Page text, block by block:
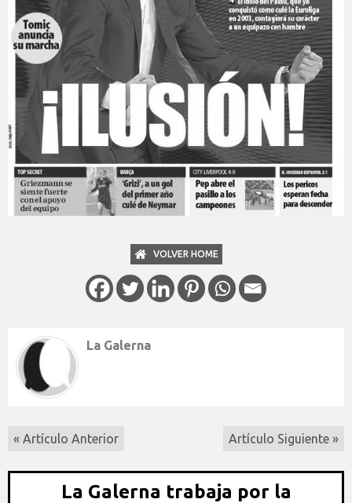
VOLVER HOME
La Galerna
« Artículo Anterior Artículo Siguiente »
La Galerna trabaja por la